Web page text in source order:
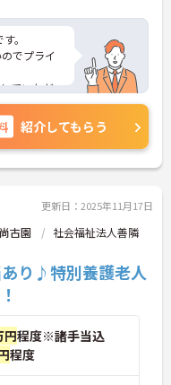
。
でプライ
ていただ
が少ないの
せくださ
紹介してもらう
更新日：2025年11月17日
古園
社会福祉法人善隣
あり♪特別養護老人
円程度※諸手当込
程度